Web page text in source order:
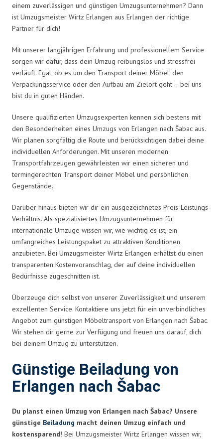
einem zuverlässigen und günstigen Umzugsunternehmen? Dann
ist Umzugsmeister Wirtz Erlangen aus Erlangen der richtige
Partner für dich!
Mit unserer langjährigen Erfahrung und professionellem Service
sorgen wir dafür, dass dein Umzug reibungslos und stressfrei
verläuft. Egal, ob es um den Transport deiner Möbel, den
Verpackungsservice oder den Aufbau am Zielort geht – bei uns
bist du in guten Händen.
Unsere qualifizierten Umzugsexperten kennen sich bestens mit
den Besonderheiten eines Umzugs von Erlangen nach Šabac aus.
Wir planen sorgfältig die Route und berücksichtigen dabei deine
individuellen Anforderungen. Mit unseren modernen
Transportfahrzeugen gewährleisten wir einen sicheren und
termingerechten Transport deiner Möbel und persönlichen
Gegenstände.
Darüber hinaus bieten wir dir ein ausgezeichnetes Preis-Leistungs-
Verhältnis. Als spezialisiertes Umzugsunternehmen für
internationale Umzüge wissen wir, wie wichtig es ist, ein
umfangreiches Leistungspaket zu attraktiven Konditionen
anzubieten. Bei Umzugsmeister Wirtz Erlangen erhältst du einen
transparenten Kostenvoranschlag, der auf deine individuellen
Bedürfnisse zugeschnitten ist.
Überzeuge dich selbst von unserer Zuverlässigkeit und unserem
exzellenten Service. Kontaktiere uns jetzt für ein unverbindliches
Angebot zum günstigen Möbeltransport von Erlangen nach Šabac.
Wir stehen dir gerne zur Verfügung und freuen uns darauf, dich
bei deinem Umzug zu unterstützen.
Günstige Beiladung von
Erlangen nach Šabac
Du planst einen Umzug von Erlangen nach Šabac? Unsere
günstige Beiladung macht deinen Umzug einfach und
kostensparend! Bei Umzugsmeister Wirtz Erlangen wissen wir,